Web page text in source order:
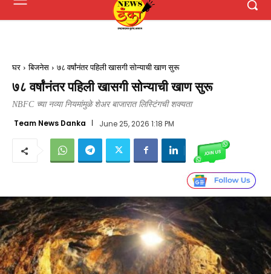
घर बिजनेस ७८ वर्षांनंतर पहिली खासगी सोन्याची खाण सुरू
७८ वर्षांनंतर पहिली खासगी सोन्याची खाण सुरू
NBFC च्या नव्या नियमांमुळे शेअर बाजारात लिस्टिंगची शक्यता
Team News Danka June 25, 2026 1:18 PM